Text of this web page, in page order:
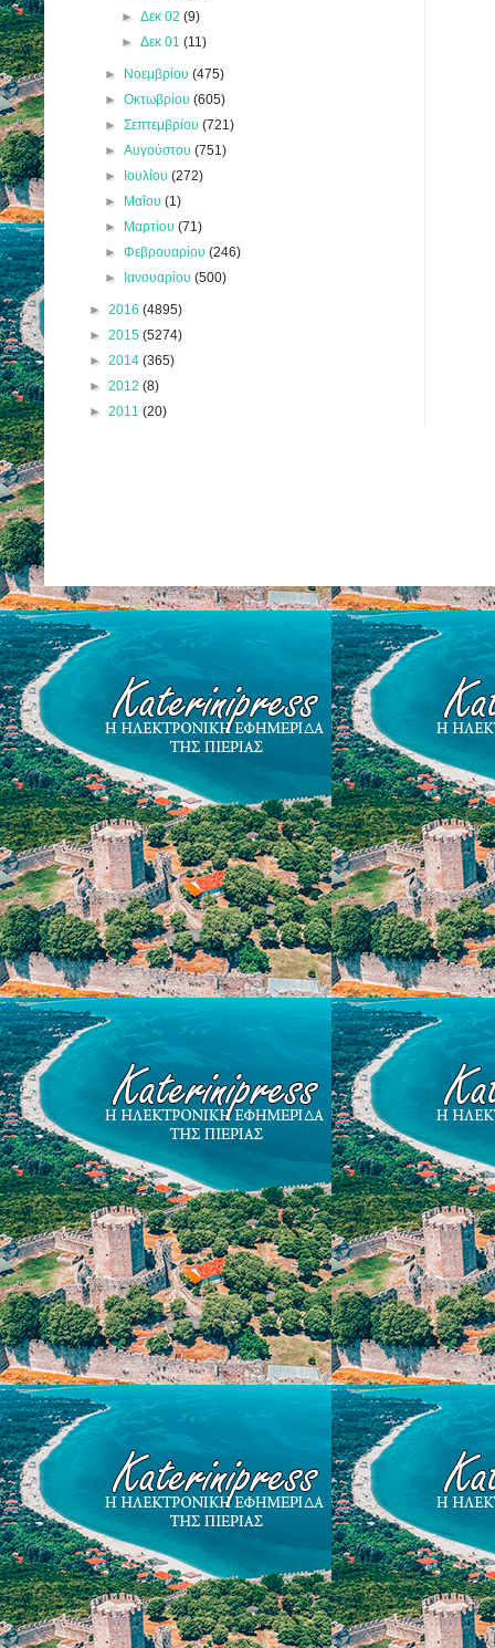
► Δεκ 02 (9)
► Δεκ 01 (11)
► Νοεμβρίου(475)
►Οκτωβρίου(605)
►Σεπτεμβρίου(721)
►Αυγούστου(751)
► Ιουλίου(272)
► Μαΐου(1)
► Μαρτίου(71)
►Φεβρουαρίου(246)
► Ιανουαρίου(500)
► 2016 (4895)
► 2015 (5274)
► 2014 (365)
► 2012 (8)
► 2011 (20)